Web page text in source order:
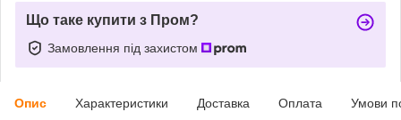
Що таке купити з Пром?
Замовлення під захистом
Опис Характеристики Доставка Оплата Умови